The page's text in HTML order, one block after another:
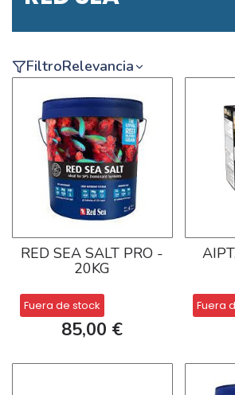
FiltroRelevancia
RED SEA SALT PRO -
20KG
Fuera de stock
85,00 €
Fuera